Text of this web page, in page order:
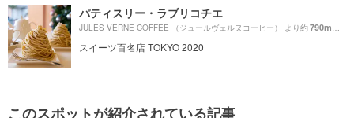
パティスリー・ラブリコチエ
JULES VERNE COFFEE （ジュールヴェルヌコーヒー） より約790m （徒
スイーツ百名店 TOKYO 2020
このスポットが紹介されている記事